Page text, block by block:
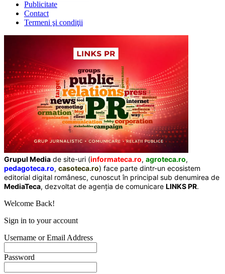
Publicitate
Contact
Termeni şi condiţii
Grupul Media de site-uri (informateca.ro, agroteca.ro,
pedagoteca.ro, casoteca.ro) face parte dintr-un ecosistem
editorial digital românesc, cunoscut în principal sub denumirea de
MediaTeca, dezvoltat de agenția de comunicare LINKS PR.
Welcome Back!
Sign in to your account
Username or Email Address
Password